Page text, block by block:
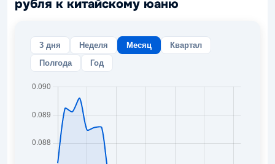
рубля к китайскому юаню
3 дня Неделя Месяц
Квартал
Полгода
Год